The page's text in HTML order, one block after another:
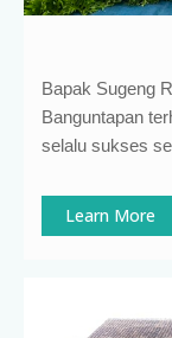
Bapak Sugeng
Banguntapan
selalu sukses
Learn More